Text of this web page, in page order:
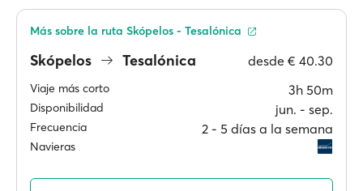
Skópelos Tesalónica desde € 40.30
Viaje más corto 3h 50m
Disponibilidad jun. ‐ sep.
Frecuencia 2 ‐ 5 días a la semana
Navieras
Más sobre la ruta Skópelos - Tesalónica